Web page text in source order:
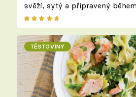
svěží, sytý a připravený
TĚSTOVINY